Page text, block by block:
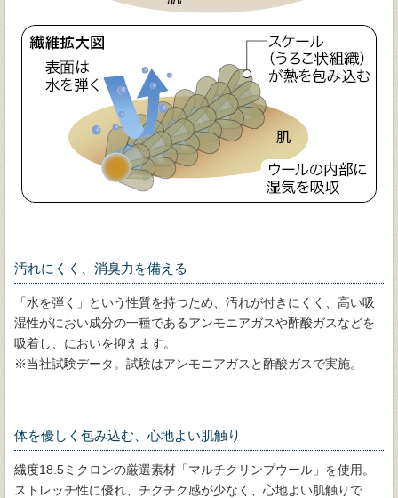
汚れにくく、消臭力を備える
「水を弾く」という性質を持つため、汚れが付きにくく、高い吸
湿性がにおい成分の一種であるアンモニアガスや酢酸ガスなどを
吸着し、においを抑えます。
※当社試験データ。試験はアンモニアガスと酢酸ガスで実施。
体を優しく包み込む、心地よい肌触り
繊度18.5ミクロンの厳選素材「マルチクリンプウール」を使用。
ストレッチ性に優れ、チクチク感が少なく、心地よい肌触りで